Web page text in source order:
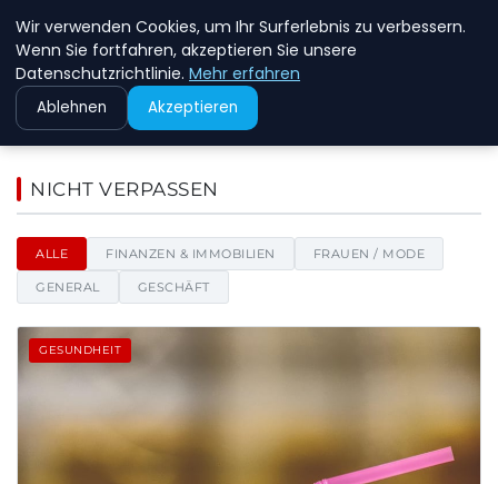
MFD DRESDEN
Mfd Dresden - Nachrichten,
NICHT VERPASSEN
ALLE FINANZEN & IMMOBILIEN FRAUEN / MODE
GENERAL GESCHÄFT
GESUNDHEIT
Wir verwenden Cookies, um Ihr Surferlebnis zu verbessern.
Wenn Sie fortfahren, akzeptieren Sie unsere
Datenschutzrichtlinie. Mehr erfahren
Ablehnen Akzeptieren